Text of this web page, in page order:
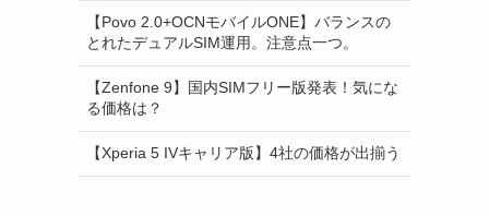
【Povo 2.0+OCNモバイルONE】バランスの
とれたデュアルSIM運用。注意点一つ。
【Zenfone 9】国内SIMフリー版発表！気にな
る価格は？
【Xperia 5 IVキャリア版】4社の価格が出揃う